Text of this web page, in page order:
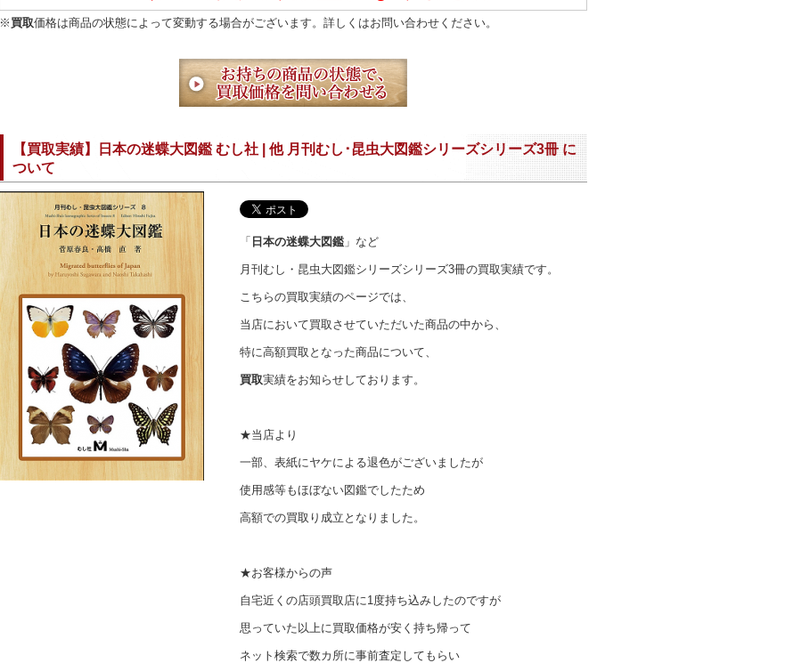
※ 買取価格は商品の状態によって変動する場合がございます。詳しくはお問い合わせください。
【買取実績】日本の迷蝶大図鑑 むし社 | 他 月刊むし･昆虫大図鑑シリーズシリーズ3冊 に
ついて
「 日本の迷蝶大図鑑 」など
月刊むし・昆虫大図鑑シリーズシリーズ3冊の買取実績です。
こちらの買取実績のページでは、
当店において買取させていただいた商品の中から、
特に高額買取となった商品について、
買取実績をお知らせしております。
★当店より
一部、表紙にヤケによる退色がございましたが
使用感等もほぼない図鑑でしたため
高額での買取り成立となりました。
★お客様からの声
自宅近くの店頭買取店に1度持ち込みしたのですが
思っていた以上に買取価格が安く持ち帰って
ネット検索で数カ所に事前査定してもらい